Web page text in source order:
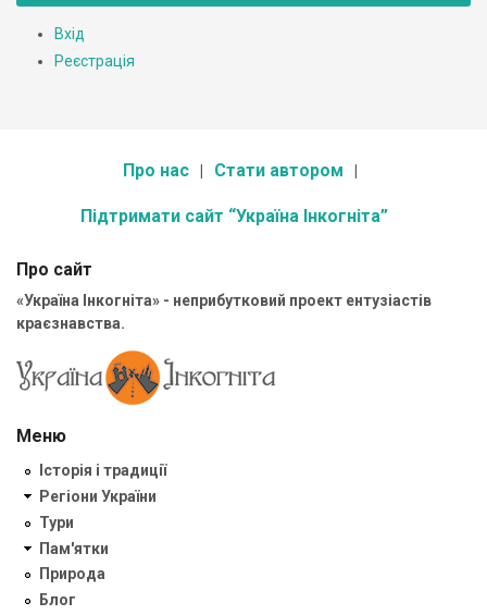
Вхід
Реєстрація
Про нас Стати автором
Підтримати сайт “Україна Інкогніта”
Про сайт
«Україна Інкогніта» - неприбутковий проект ентузіастів
краєзнавства.
Меню
Історія і традиції
Регіони України
Тури
Пам'ятки
Природа
Блог